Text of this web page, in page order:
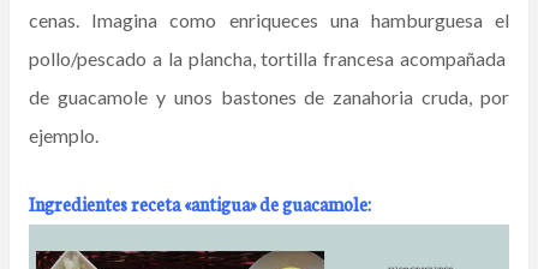
cenas. Imagina como enriqueces una hamburguesa el
pollo/pescado a la plancha, tortilla francesa acompañada
de guacamole y unos bastones de zanahoria cruda, por
ejemplo.
Ingredientes receta «antigua» de guacamole: